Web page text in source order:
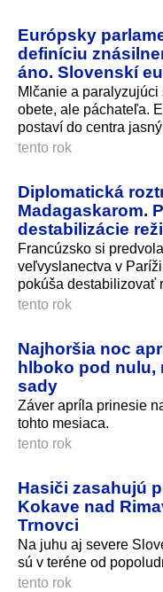
Európsky
definíciu
áno. Slovenskí
Mlčanie a
obete, ale páchateľa.
postaví do centra
tento rok
Diplomatická
Madagaskarom.
destabilizácie
Francúzsko si
veľvyslanectva v
pokúša destabilizovať
tento rok
Najhoršia noc
hlboko pod nulu,
sady
Záver apríla prinesie
tohto mesiaca.
tento rok
Hasiči zasahujú
Kokave nad
Trnovci
Na juhu aj severe
sú v teréne od
tento rok